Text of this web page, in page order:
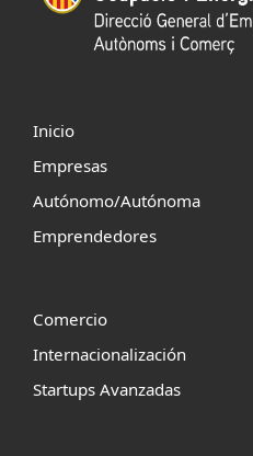
Inicio
Empresas
Autónomo/Autónoma
Emprendedores
Comercio
Internacionalización
Startups Avanzadas